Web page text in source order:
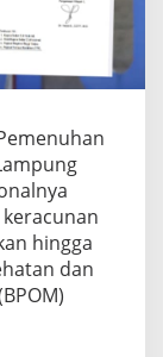
hingga
dan